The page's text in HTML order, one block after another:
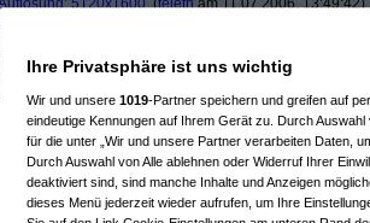
5120x1600(teletham 11.07.2006, 13:49:42)
Auflösung: 5120x1600
Auflösung: 5120x1600
Neue Auflösung: 5120x1600
Pervasive am
Neue Auflösung: 5120x1600( dizoam 11.07.2006,
Re(8): Neue Auflösung: 5120x1600(Pervasiveam
Re(9): Neue Auflösung: 5120x1600
dizo am
Re(10): Neue Auflösung: 5120x1600(Pervasive
Re(11): Neue Auflösung: 5120x1600(dizoam
Re(12): Neue Auflösung: 5120x1600(phj
Re(13): Neue Auflösung: 5120x1600(
Re(14): Neue Auflösung: 5120x1600(
Ihre Privatsphäre ist uns wichtig
Wir und unsere 1019-Partner speichern und greifen auf
eindeutige Kennungen auf Ihrem Gerät zu. Durch
für die unter „Wir und unsere Partner verarbeiten Daten,
Durch Auswahl von Alle ablehnen oder Widerruf Ihrer
deaktiviert sind, sind manche Inhalte und Anzeigen
dieses Menü jederzeit wieder aufrufen, um Ihre